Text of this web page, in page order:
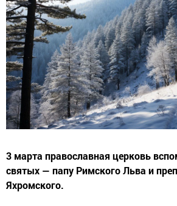
3 марта православная церковь
святых — папу Римского Льва и
Яхромского.